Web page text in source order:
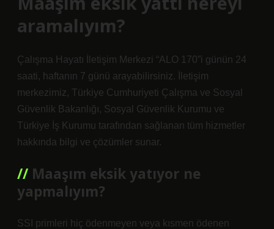
aramalıyım?
Çalışma Hayatı İletişim Merkezi “ALO 170”i günün 24
saati, haftanın 7 günü arayabilirsiniz. İletişim
merkezimiz, Türkiye Cumhuriyeti Çalışma ve Sosyal
Güvenlik Bakanlığı, Sosyal Güvenlik Kurumu ve
Türkiye İş Kurumu tarafından sağlanan tüm hizmetler
hakkında bilgi ve çözümler sunar.
Maaşım eksik yatıyor ne
yapmalıyım?
SSI primleri hiç ödenmeyen veya kısmen ödenen